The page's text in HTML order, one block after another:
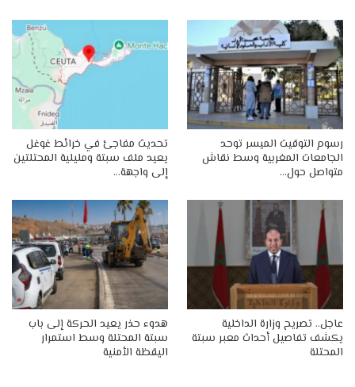
رسوم التوقيت الميسر توحد
الجامعات المغربية وسط نقاش
متواصل حول…
تحديث مفاجئ في خرائط غوغل
يعيد ملف سبتة ومليلية المحتلتين
إلى واجهة…
عاجل.. تصريح وزارة الداخلية
يكشف تفاصيل أحداث معبر سبتة
المحتلة
هدوء حذر يعيد الحركة إلى باب
سبتة المحتلة وسط استمرار
اليقظة الأمنية